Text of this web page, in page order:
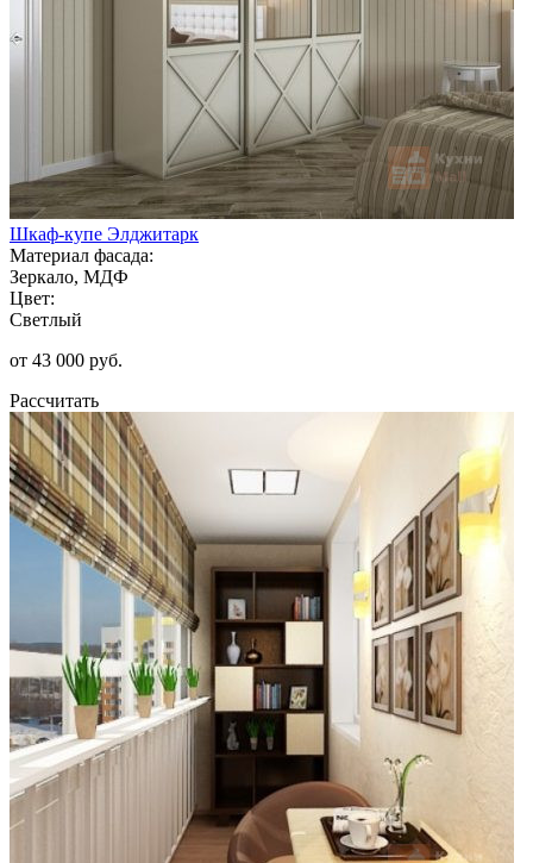
Шкаф-купе Элджитарк
Материал фасада:
Зеркало, МДФ
Цвет:
Светлый
от 43 000 руб.
Рассчитать